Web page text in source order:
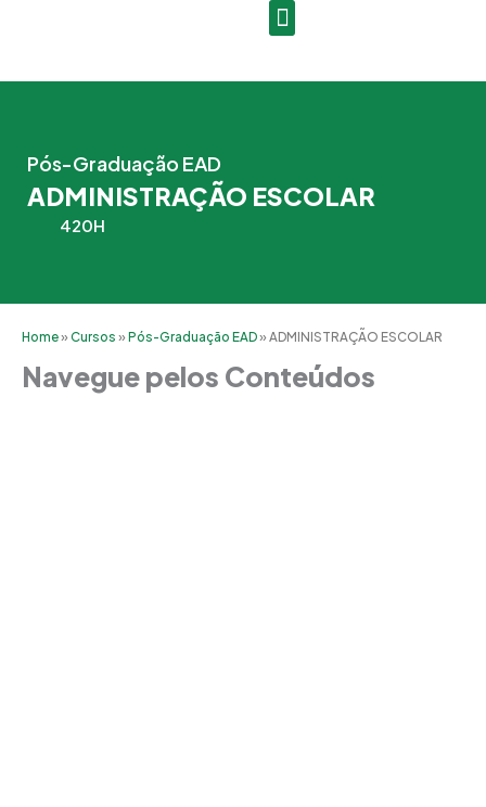
Pós-Graduação EAD
ADMINISTRAÇÃO ESCOLAR
420H
Home»Cursos »Pós-Graduação EAD»ADMINISTRAÇÃO ESCOLAR
Navegue pelos Conteúdos